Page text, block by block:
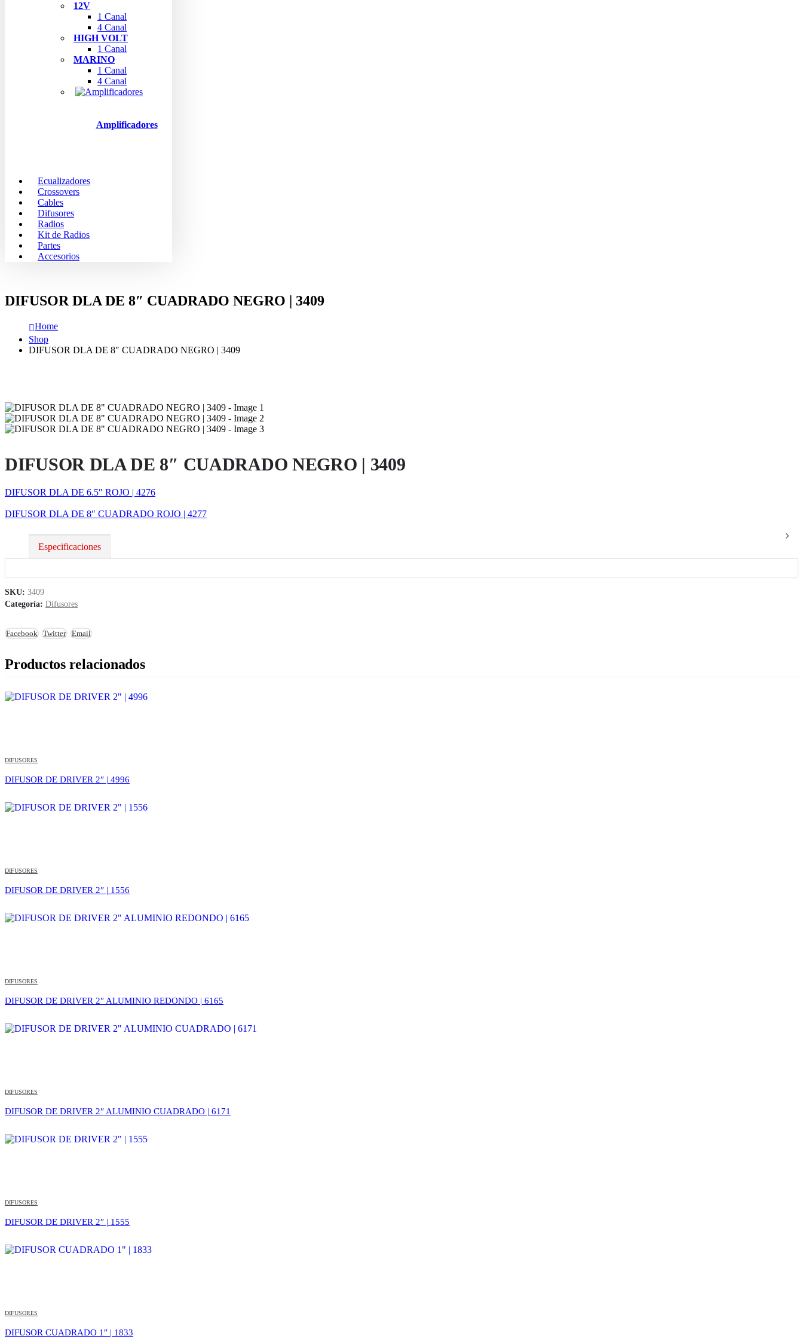
12V
1 Canal
4 Canal
HIGH VOLT
1 Canal
MARINO
1 Canal
4 Canal
Amplificadores
Ecualizadores
Crossovers
Cables
Difusores
Radios
Kit de Radios
Partes
Accesorios
DIFUSOR DLA DE 8″ CUADRADO NEGRO | 3409
Home
Shop
DIFUSOR DLA DE 8″ CUADRADO NEGRO | 3409
DIFUSOR DLA DE 8″ CUADRADO NEGRO | 3409
DIFUSOR DLA DE 6.5″ ROJO | 4276
DIFUSOR DLA DE 8″ CUADRADO ROJO | 4277
Especificaciones
SKU: 3409
Categoría: Difusores
Facebook Twitter Email
Productos relacionados
DIFUSORES
DIFUSOR DE DRIVER 2″ | 4996
DIFUSORES
DIFUSOR DE DRIVER 2″ | 1556
DIFUSORES
DIFUSOR DE DRIVER 2″ ALUMINIO REDONDO | 6165
DIFUSORES
DIFUSOR DE DRIVER 2″ ALUMINIO CUADRADO | 6171
DIFUSORES
DIFUSOR DE DRIVER 2″ | 1555
DIFUSORES
DIFUSOR CUADRADO 1″ | 1833